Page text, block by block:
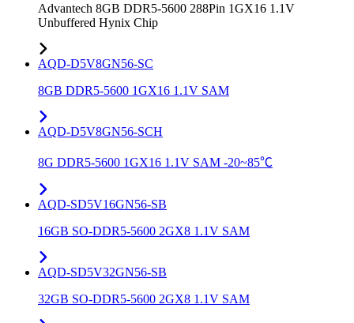
Advantech 8GB DDR5-5600 288Pin 1GX16 1.1V
Unbuffered Hynix Chip
AQD-D5V8GN56-SC
8GB DDR5-5600 1GX16 1.1V SAM
AQD-D5V8GN56-SCH
8G DDR5-5600 1GX16 1.1V SAM -20~85℃
AQD-SD5V16GN56-SB
16GB SO-DDR5-5600 2GX8 1.1V SAM
AQD-SD5V32GN56-SB
32GB SO-DDR5-5600 2GX8 1.1V SAM